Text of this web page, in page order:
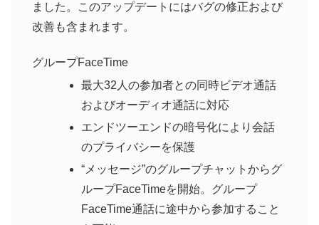
ました。このアップデートにはバグの修正および
改善も含まれます。
グループFaceTime
最大32人の参加者との同時ビデオ通話
およびオーディオ通話に対応
エンドツーエンドの暗号化により会話
のプライバシーを保護
“メッセージ”のグループチャットからグ
ループFaceTimeを開始。グループ
FaceTime通話に途中から参加すること